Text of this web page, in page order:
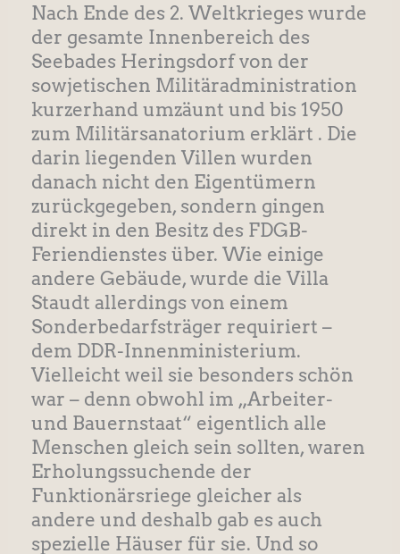
Nach Ende des 2. Weltkrieges wurde
der gesamte Innenbereich des
Seebades Heringsdorf von der
sowjetischen Militäradministration
kurzerhand umzäunt und bis 1950
zum Militärsanatorium erklärt . Die
darin liegenden Villen wurden
danach nicht den Eigentümern
zurückgegeben, sondern gingen
direkt in den Besitz des FDGB-
Feriendienstes über. Wie einige
andere Gebäude, wurde die Villa
Staudt allerdings von einem
Sonderbedarfsträger requiriert –
dem DDR-Innenministerium.
Vielleicht weil sie besonders schön
war – denn obwohl im „Arbeiter-
und Bauernstaat“ eigentlich alle
Menschen gleich sein sollten, waren
Erholungssuchende der
Funktionärsriege gleicher als
andere und deshalb gab es auch
spezielle Häuser für sie. Und so